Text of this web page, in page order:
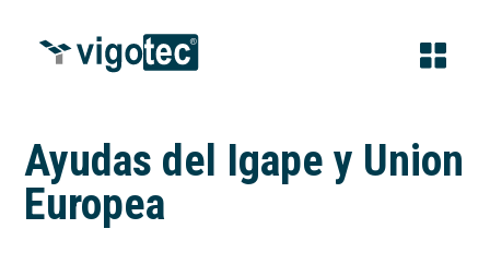
Ayudas del Igape y Union
Europea